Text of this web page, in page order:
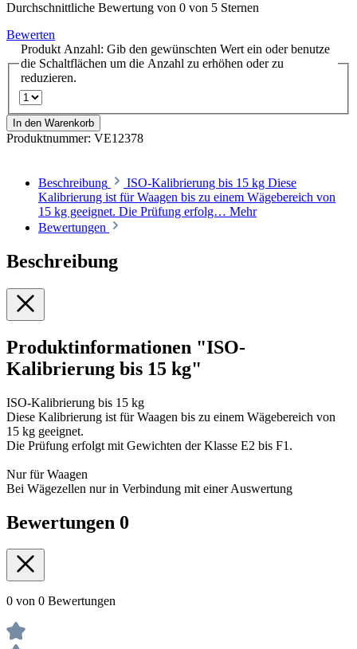
Durchschnittliche Bewertung von 0 von 5 Sternen
Bewerten
Produkt Anzahl: Gib den gewünschten Wert ein oder benutze
die Schaltflächen um die Anzahl zu erhöhen oder zu
reduzieren.
In den Warenkorb
Produktnummer: VE12378
Beschreibung
ISO-Kalibrierung bis 15 kg Diese
Kalibrierung ist für Waagen bis zu einem Wägebereich von
15 kg geeignet. Die Prüfung erfolg… Mehr
Bewertungen
Beschreibung
Produktinformationen "ISO-
Kalibrierung bis 15 kg"
ISO-Kalibrierung bis 15 kg
Diese Kalibrierung ist für Waagen bis zu einem Wägebereich von
15 kg geeignet.
Die Prüfung erfolgt mit Gewichten der Klasse E2 bis F1.
Nur für Waagen
Bei Wägezellen nur in Verbindung mit einer Auswertung
Bewertungen 0
0 von 0 Bewertungen